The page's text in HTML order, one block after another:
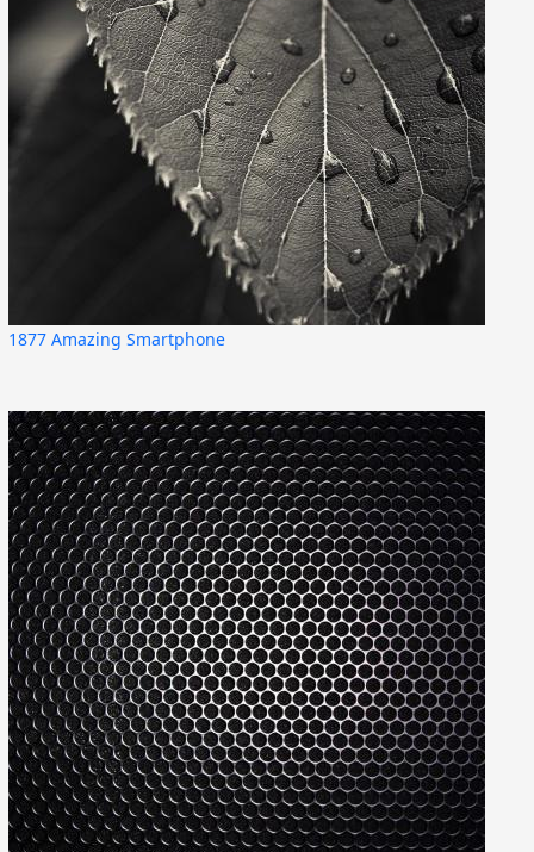
1877 Amazing Smartphone